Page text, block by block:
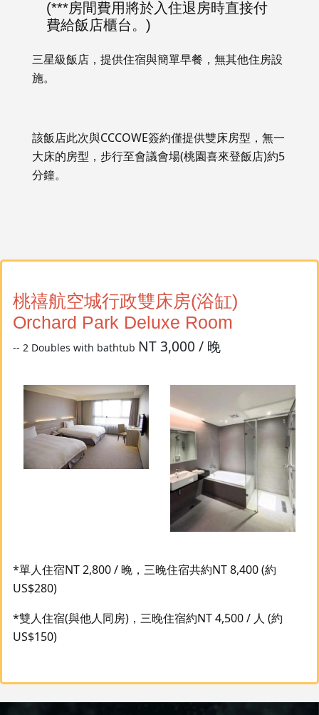
(***房間費用將於入住退房時直接付
費給飯店櫃台。)
三星級飯店，提供住宿與簡單早餐，無其他住房設
施。
該飯店此次與CCCOWE簽約僅提供雙床房型，無一
大床的房型，步行至會議會場(桃園喜來登飯店)約5
分鐘。
桃禧航空城行政雙床房(浴缸)
Orchard Park Deluxe Room
-- 2 Doubles with bathtub NT 3,000 / 晚
*單人住宿NT 2,800 / 晚，三晚住宿共約NT 8,400 (約
US$280)
*雙人住宿(與他人同房)，三晚住宿約NT 4,500 / 人 (約
US$150)